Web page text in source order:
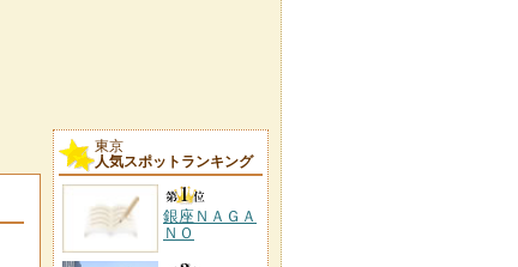
東京
人気スポットランキング
銀座ＮＡＧＡ
ＮＯ